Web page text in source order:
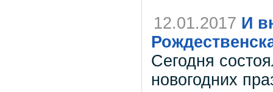
12.01.2017 И
Сегодня
новогодних